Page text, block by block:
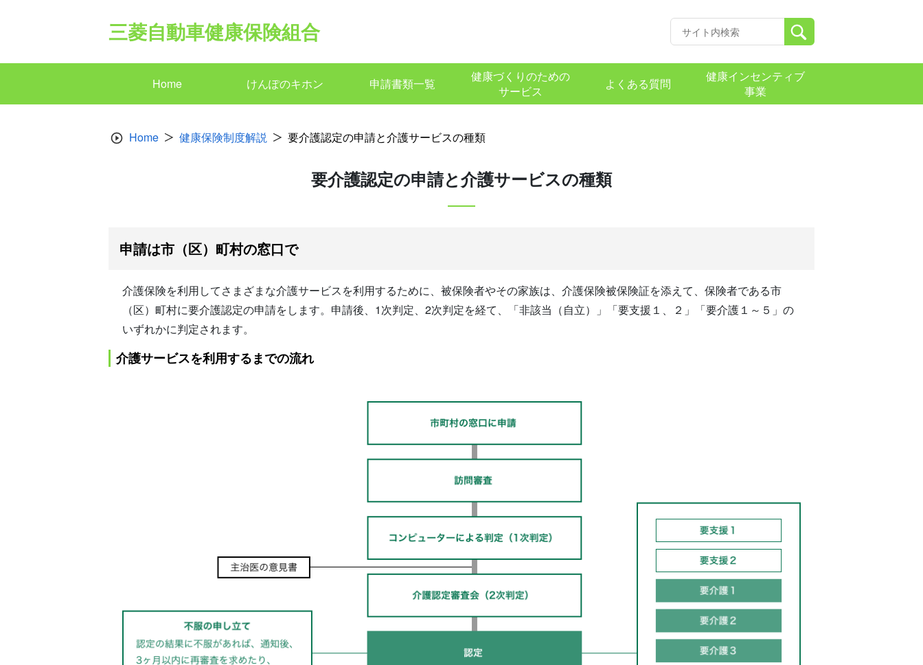
三菱自動車健康保険組合
Home けんぽのキホン 申請書類一覧
健康づくりのための
サービス
よくある質問
健康インセンティブ
事業
Home 健康保険制度解説 要介護認定の申請と介護サービスの種類
要介護認定の申請と介護サービスの種類
申請は市（区）町村の窓口で
介護保険を利用してさまざまな介護サービスを利用するために、被保険者やその家族は、介護保険被保険証を添えて、保険者である市
（区）町村に要介護認定の申請をします。申請後、1次判定、2次判定を経て、「非該当（自立）」「要支援１、２」「要介護１～５」の
いずれかに判定されます。
介護サービスを利用するまでの流れ